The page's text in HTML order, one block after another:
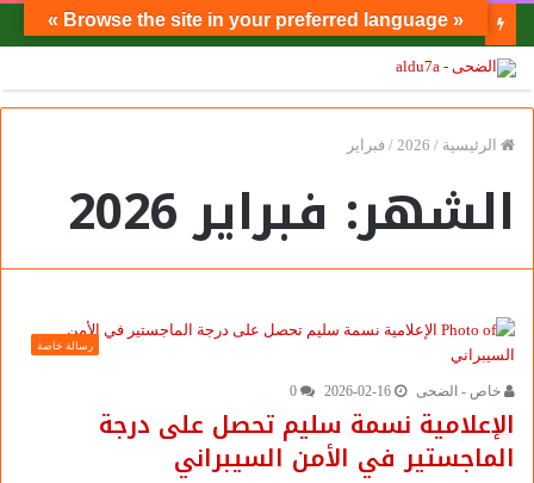
بالفيديو.. ‎الدكتور ناصر رضوان خالد ومقترح الاشراف الهندسي الفعلي على المباني
الرئيسية /
2026
/ فبراير
الشهر: فبراير 2026
رسالة خاصة
خاص - الضحى 2026-02-16
0
الإعلامية نسمة سليم تحصل على درجة
الماجستير في الأمن السيبراني
« Browse the site in your preferred language »